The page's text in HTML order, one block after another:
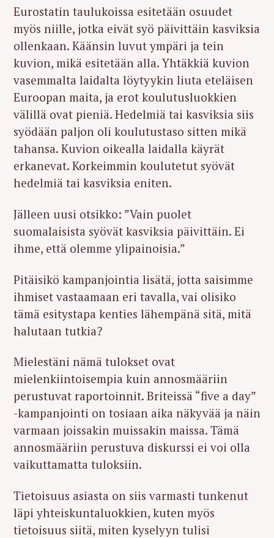
Eurostatin taulukoissa esitetään osuudet
myös niille, jotka eivät syö päivittäin kasviksia
ollenkaan. Käänsin luvut ympäri ja tein
kuvion, mikä esitetään alla. Yhtäkkiä kuvion
vasemmalta laidalta löytyykin liuta eteläisen
Euroopan maita, ja erot koulutusluokkien
välillä ovat pieniä. Hedelmiä tai kasviksia siis
syödään paljon oli koulutustaso sitten mikä
tahansa. Kuvion oikealla laidalla käyrät
erkanevat. Korkeimmin koulutetut syövät
hedelmiä tai kasviksia eniten.
Jälleen uusi otsikko: ”Vain puolet
suomalaisista syövät kasviksia päivittäin. Ei
ihme, että olemme ylipainoisia.”
Pitäisikö kampanjointia lisätä, jotta saisimme
ihmiset vastaamaan eri tavalla, vai olisiko
tämä esitystapa kenties lähempänä sitä, mitä
halutaan tutkia?
Mielestäni nämä tulokset ovat
mielenkiintoisempia kuin annosmääriin
perustuvat raportoinnit. Briteissä “five a day”
-kampanjointi on tosiaan aika näkyvää ja näin
varmaan joissakin muissakin maissa. Tämä
annosmääriin perustuva diskurssi ei voi olla
vaikuttamatta tuloksiin.
Tietoisuus asiasta on siis varmasti tunkenut
läpi yhteiskuntaluokkien, kuten myös
tietoisuus siitä, miten kyselyyn tulisi